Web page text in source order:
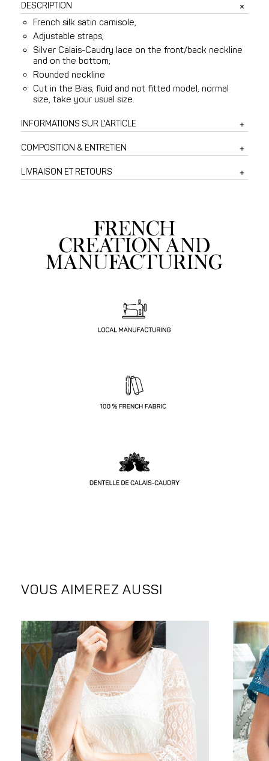
and
lace
taupe
caraco
DESCRIPTION
French silk satin camisole,
Adjustable straps,
Silver Calais-Caudry lace on the front/back neckline
and on the bottom,
Rounded neckline
Cut in the Bias, fluid and not fitted model, normal
size, take your usual size.
INFORMATIONS SUR L'ARTICLE
COMPOSITION & ENTRETIEN
LIVRAISON ET RETOURS
FRENCH
CREATION AND
MANUFACTURING
VOUS AIMEREZ AUSSI